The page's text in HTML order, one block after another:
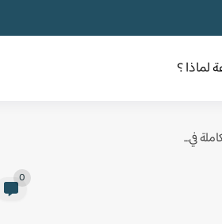
لماذا ؟
في...
0